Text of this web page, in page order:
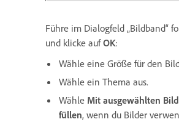
Führe im Dialogfeld „Bildband“
und klicke aufOK:
Wähle eine Größe für den
Wähle ein Thema aus.
Wähle Mit ausgewählten
füllen, wenn du Bilder